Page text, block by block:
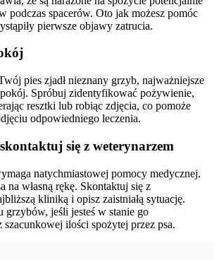
podczas spacerów. Oto jak możesz pomóc
pierwsze objawy zatrucia.
pies zjadł nieznany grzyb, najważniejsze
Spróbuj zidentyfikować pożywienie,
resztki lub robiąc zdjęcia, co pomoże
odpowiedniego leczenia.
się z weterynarzem
natychmiastowej pomocy medycznej.
na własną rękę. Skontaktuj się z
kliniką i opisz zaistniałą sytuację.
grzybów, jeśli jesteś w stanie go
ilości spożytej przez psa.